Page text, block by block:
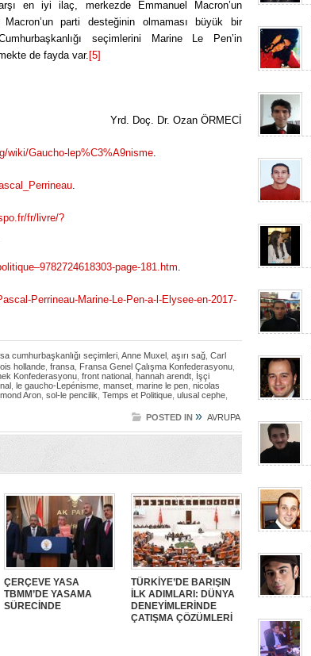
en iyi ilaç, merkezde Emmanuel Macron’un
parti desteğinin olmaması büyük bir
seçimlerini Marine Le Pen’in
de fayda var.[5]
Yrd. Doç. Dr. Ozan ÖRMECİ
wiki/Gaucho-lep%C3%A9nisme.
.
fr/livre/?
page-181.htm.
Perrineau-Marine-Le-Pen-a-l-Elysee-en-2017-
cumhurbaşkanlığı seçimleri Anne Muxel aşırı sağ Carl
hollande fransa Fransa Genel Çalışma Konfederasyonu
Konfederasyonu front national hannah arendt İşçi
le gaucho-Lepénisme manset marine le pen nicolas
Aron sol-le pencilik Temps et Politique ulusal cephe
POSTED IN » AVRUPA
ÇERÇEVE YASA
TBMM’DE YASAMA
SÜRECİNDE
TÜRKİYE’DE BARIŞIN
İLK ADIMLARI: DÜNYA
DENEYİMLERİNDE
ÇATIŞMA ÇÖZÜMLERİ